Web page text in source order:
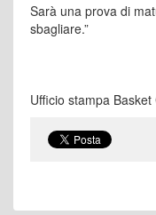
Sarà una prova di
sbagliare.”
Ufficio stampa Basket